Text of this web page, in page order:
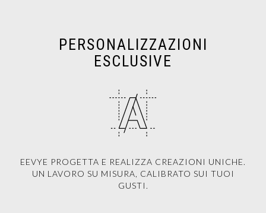
PERSONALIZZAZIONI
ESCLUSIVE
EEVYE PROGETTA E REALIZZA CREAZIONI UNICHE.
UN LAVORO SU MISURA, CALIBRATO SUI TUOI
GUSTI.